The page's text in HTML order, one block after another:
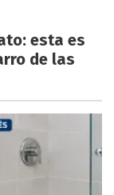
esta es
de las